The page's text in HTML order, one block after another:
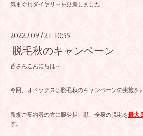
気まぐれダイヤリーを更新しました
2022 /09 / 21 10:55
脱毛秋のキャンペーン
皆さんこんにちは～
今回、オドックスは脱毛秋のキャンペーンの実施を
新規ご契約者の方に腕や足、顔、全身の脱毛を最大
す。